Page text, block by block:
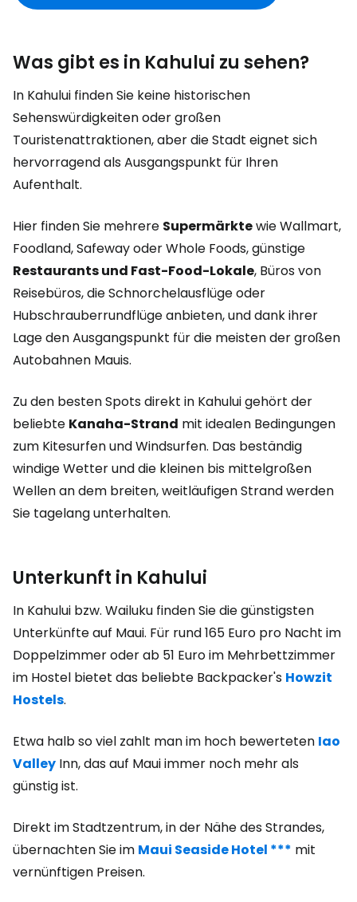
Was gibt es in Kahului zu sehen?
In Kahului finden Sie keine historischen
Sehenswürdigkeiten oder großen
Touristenattraktionen, aber die Stadt eignet sich
hervorragend als Ausgangspunkt für Ihren
Aufenthalt.
Hier finden Sie mehrere Supermärktewie Wallmart,
Foodland, Safeway oder Whole Foods, günstige
Restaurants und Fast-Food-Lokale, Büros von
Reisebüros, die Schnorchelausflüge oder
Hubschrauberrundflüge anbieten, und dank ihrer
Lage den Ausgangspunkt für die meisten der großen
Autobahnen Mauis.
Zu den besten Spots direkt in Kahului gehört der
beliebte Kanaha-Strand mit idealen Bedingungen
zum Kitesurfen und Windsurfen. Das beständig
windige Wetter und die kleinen bis mittelgroßen
Wellen an dem breiten, weitläufigen Strand werden
Sie tagelang unterhalten.
Unterkunft in Kahului
In Kahului bzw. Wailuku finden Sie die günstigsten
Unterkünfte auf Maui. Für rund 165 Euro pro Nacht im
Doppelzimmer oder ab 51 Euro im Mehrbettzimmer
im Hostel bietet das beliebte Backpacker's Howzit
Hostels.
Etwa halb so viel zahlt man im hoch bewerteten Iao
Valley Inn, das auf Maui immer noch mehr als
günstig ist.
Direkt im Stadtzentrum, in der Nähe des Strandes,
übernachten Sie im Maui Seaside Hotel *** mit
vernünftigen Preisen.